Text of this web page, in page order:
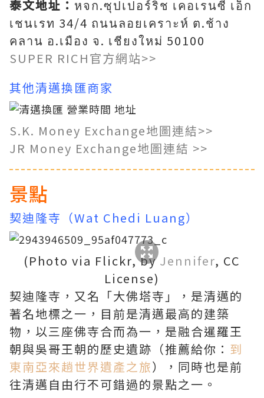
泰文地址： หจก.ซุปเปอร์ริช เคอเรนซี่ เอ็ก
เชนเรท 34/4 ถนนลอยเคราะห์ ต.ช้าง
คลาน อ.เมือง จ. เชียงใหม่ 50100
SUPER RICH官方網站>>
其他清邁換匯商家
S.K. Money Exchange地圖連結>>
JR Money Exchange地圖連結 >>
景點
契迪隆寺（Wat Chedi Luang）
(Photo via Flickr, byJennifer, CC
License)
契迪隆寺，又名「大佛塔寺」，是清邁的
著名地標之一，目前是清邁最高的建築
物，以三座佛寺合而為一，是融合暹羅王
朝與吳哥王朝的歷史遺跡（推薦給你： 到
東南亞來趟世界遺產之旅），同時也是前
往清邁自由行不可錯過的景點之一。